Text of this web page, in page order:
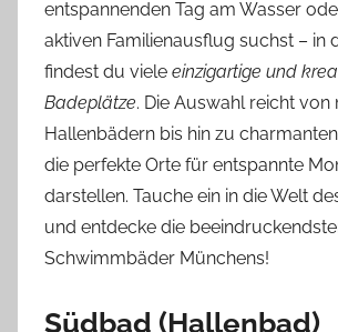
entspannenden Tag am Wasser
aktiven Familienausflug suchst – in
findest du viele einzigartige und
Badeplätze. Die Auswahl reicht
Hallenbädern bis hin zu
die perfekte Orte für entspannte
darstellen. Tauche ein in die Welt
und entdecke die
Schwimmbäder Münchens!
Südbad (Hallenbad)